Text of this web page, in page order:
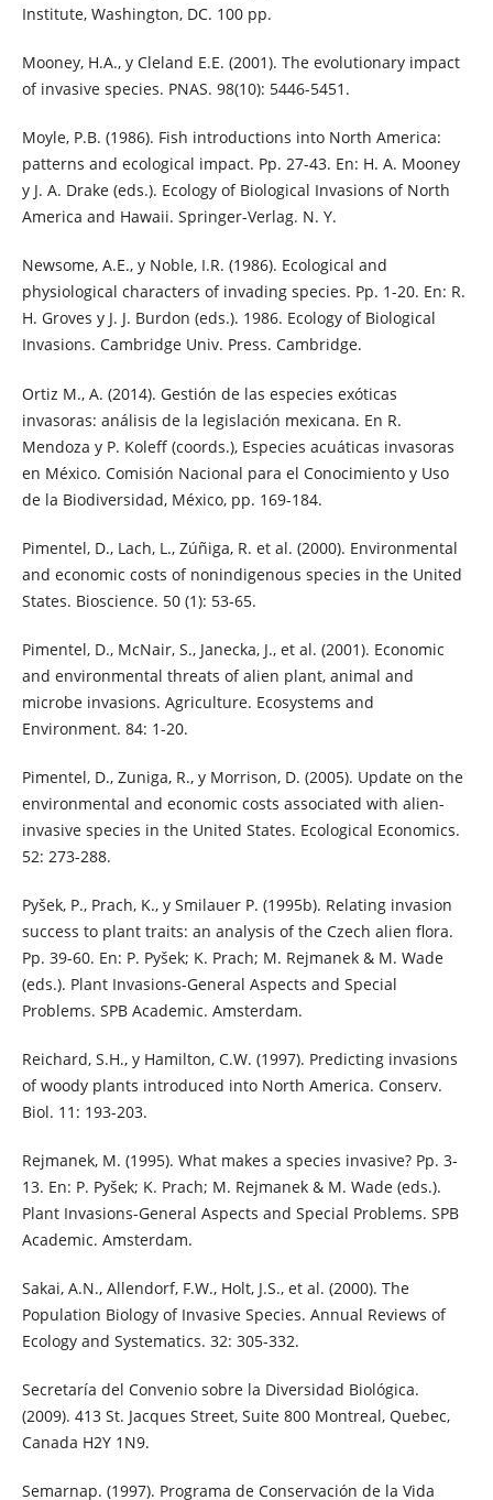
Institute, Washington, DC. 100 pp.
Mooney, H.A., y Cleland E.E. (2001). The evolutionary impact
of invasive species. PNAS. 98(10): 5446-5451.
Moyle, P.B. (1986). Fish introductions into North America:
patterns and ecological impact. Pp. 27-43. En: H. A. Mooney
y J. A. Drake (eds.). Ecology of Biological Invasions of North
America and Hawaii. Springer-Verlag. N. Y.
Newsome, A.E., y Noble, I.R. (1986). Ecological and
physiological characters of invading species. Pp. 1-20. En: R.
H. Groves y J. J. Burdon (eds.). 1986. Ecology of Biological
Invasions. Cambridge Univ. Press. Cambridge.
Ortiz M., A. (2014). Gestión de las especies exóticas
invasoras: análisis de la legislación mexicana. En R.
Mendoza y P. Koleff (coords.), Especies acuáticas invasoras
en México. Comisión Nacional para el Conocimiento y Uso
de la Biodiversidad, México, pp. 169-184.
Pimentel, D., Lach, L., Zúñiga, R. et al. (2000). Environmental
and economic costs of nonindigenous species in the United
States. Bioscience. 50 (1): 53-65.
Pimentel, D., McNair, S., Janecka, J., et al. (2001). Economic
and environmental threats of alien plant, animal and
microbe invasions. Agriculture. Ecosystems and
Environment. 84: 1-20.
Pimentel, D., Zuniga, R., y Morrison, D. (2005). Update on the
environmental and economic costs associated with alien-
invasive species in the United States. Ecological Economics.
52: 273-288.
Pyšek, P., Prach, K., y Smilauer P. (1995b). Relating invasion
success to plant traits: an analysis of the Czech alien flora.
Pp. 39-60. En: P. Pyšek; K. Prach; M. Rejmanek & M. Wade
(eds.). Plant Invasions-General Aspects and Special
Problems. SPB Academic. Amsterdam.
Reichard, S.H., y Hamilton, C.W. (1997). Predicting invasions
of woody plants introduced into North America. Conserv.
Biol. 11: 193-203.
Rejmanek, M. (1995). What makes a species invasive? Pp. 3-
13. En: P. Pyšek; K. Prach; M. Rejmanek & M. Wade (eds.).
Plant Invasions-General Aspects and Special Problems. SPB
Academic. Amsterdam.
Sakai, A.N., Allendorf, F.W., Holt, J.S., et al. (2000). The
Population Biology of Invasive Species. Annual Reviews of
Ecology and Systematics. 32: 305-332.
Secretaría del Convenio sobre la Diversidad Biológica.
(2009). 413 St. Jacques Street, Suite 800 Montreal, Quebec,
Canada H2Y 1N9.
Semarnap. (1997). Programa de Conservación de la Vida